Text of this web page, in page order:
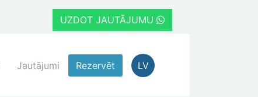
UZDOT JAUTĀJUMU
Jautājumi Rezervēt LV